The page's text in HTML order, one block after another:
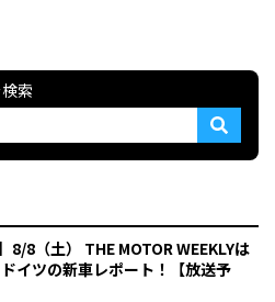
索
8/8（土） THE MOTOR WEEKLYは
イツの新車レポート！【放送予